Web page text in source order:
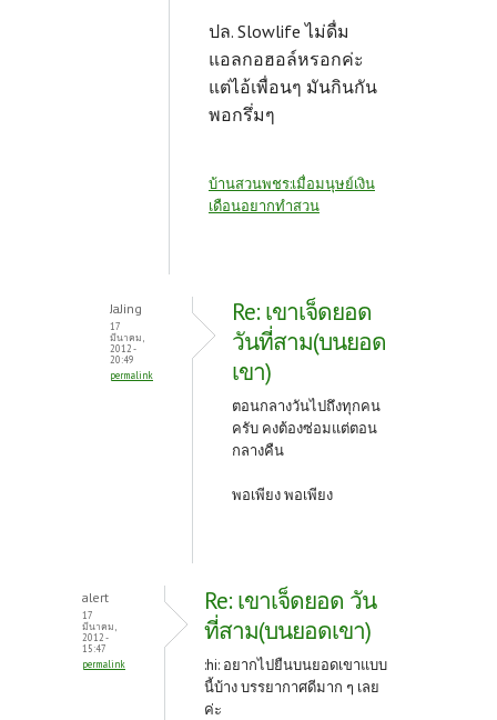
ปล. Slowlife ไม่ดื่ม
แอลกอฮอล์หรอกค่ะ
แต่ไอ้เพื่อนๆ มันกินกัน
พอกรึ่มๆ
บ้านสวนพชร:เมื่อมนุษย์เงิน
เดือนอยากทำสวน
JaJing
17
มีนาคม,
2012 -
20:49
permalink
Re: เขาเจ็ดยอด
วันที่สาม(บนยอด
เขา)
ตอนกลางวันไปถึงทุกคน
ครับ คงต้องซ่อมแต่ตอน
กลางคืน
พอเพียง พอเพียง
alert
17
มีนาคม,
2012 -
15:47
permalink
Re: เขาเจ็ดยอด วัน
ที่สาม(บนยอดเขา)
:hi: อยากไปยืนบนยอดเขาแบบ
นี้บ้าง บรรยากาศดีมาก ๆ เลย
ค่ะ